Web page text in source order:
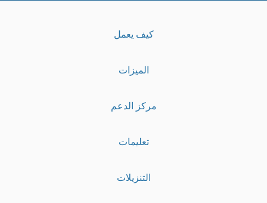
كيف يعمل
الميزات
مركز الدعم
تعليمات
التنزيلات